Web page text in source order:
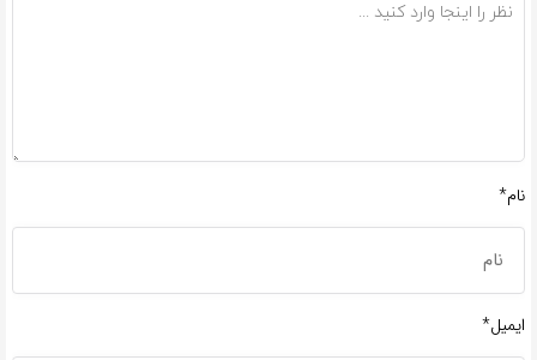
نام*
ایمیل*